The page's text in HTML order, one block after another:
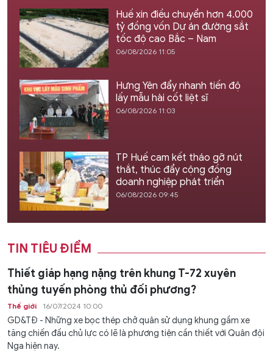
Huế xin điều chuyển hơn 4.000
tỷ đồng vốn Dự án đường sắt
tốc độ cao Bắc – Nam
06/08/2026 11:05
Hưng Yên đẩy nhanh tiến độ
lấy mẫu hài cốt liệt sĩ
06/08/2026 11:03
TP Huế cam kết tháo gỡ nút
thắt, thúc đẩy cộng đồng
doanh nghiệp phát triển
06/08/2026 09:45
TIN TIÊU ĐIỂM
Thiết giáp hạng nặng trên khung T-72 xuyên
thủng tuyến phòng thủ đối phương?
Thế giới 16/07/2024 10:00
GD&TĐ - Những xe bọc thép chở quân sử dụng khung gầm xe
tăng chiến đấu chủ lực có lẽ là phương tiện cần thiết với Quân đội
Nga hiện nay.